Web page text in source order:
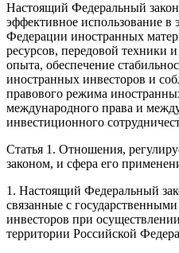
Настоящий Федеральный
эффективное использование в
Федерации иностранных
ресурсов, передовой техники
опыта, обеспечение
иностранных инвесторов и
правового режима
международного права и
инвестиционного
Статья 1. Отношения,
законом, и сфера его
1. Настоящий Федеральный
связанные с
инвесторов при
территории Российской